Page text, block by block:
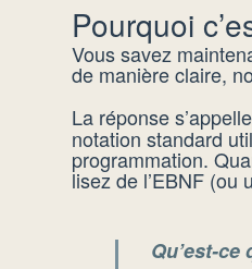
Pourquoi
Vous savez
de manière claire,
La réponse s’appelle
notation standard
programmation.
lisez de l’EBNF (ou
Qu’est-ce